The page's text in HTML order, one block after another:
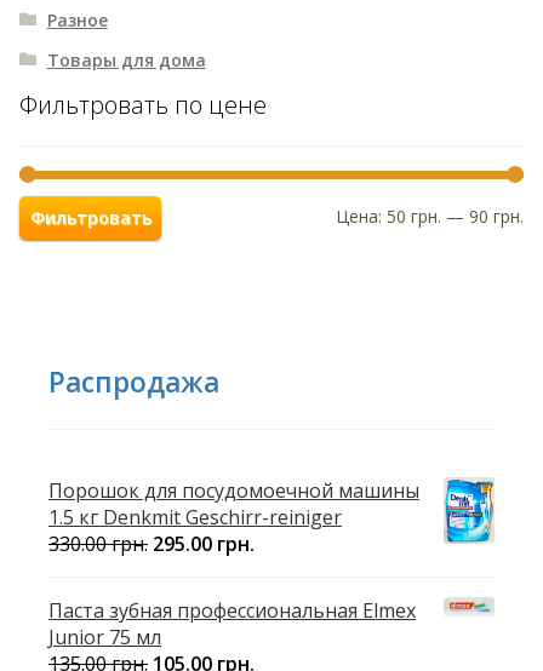
Разное
Товары для дома
Фильтровать по цене
Фильтровать Цена: 50 грн. — 90 грн.
Распродажа
Порошок для посудомоечной машины
1.5 кг Denkmit Geschirr-reiniger
330.00грн. 295.00 грн.
Паста зубная профессиональная Elmex
Junior 75 мл
135.00грн. 105.00 грн.